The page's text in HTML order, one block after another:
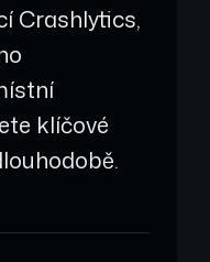
Crashlytics,
klíčové